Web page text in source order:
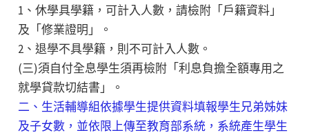
1、休學具學籍，可計入人數，請檢附「戶籍資料」
及「修業證明」。
2、退學不具學籍，則不可計入人數。
(三)須自付全息學生須再檢附「利息負擔全額專用之
就學貸款切結書」。
二、生活輔導組依據學生提供資料填報學生兄弟姊妹
及子女數，並依限上傳至教育部系統，系統產生學生